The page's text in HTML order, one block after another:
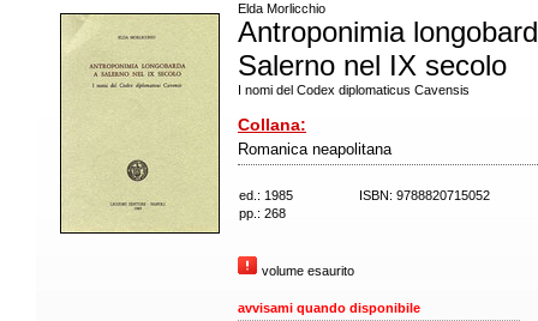
Elda Morlicchio
Antroponimia
Salerno nel IX secolo
I nomi del Codex diplomaticus Cavensis
Collana:
Romanica neapolitana
ed.: 1985
ISBN: 9788820715052
pp.: 268
volume esaurito
avvisami quando disponibile